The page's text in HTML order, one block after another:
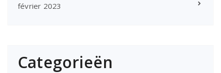
février 2023
Categorieën